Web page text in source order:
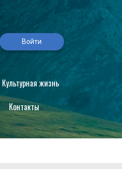
Войти
Культурная жизнь
Контакты